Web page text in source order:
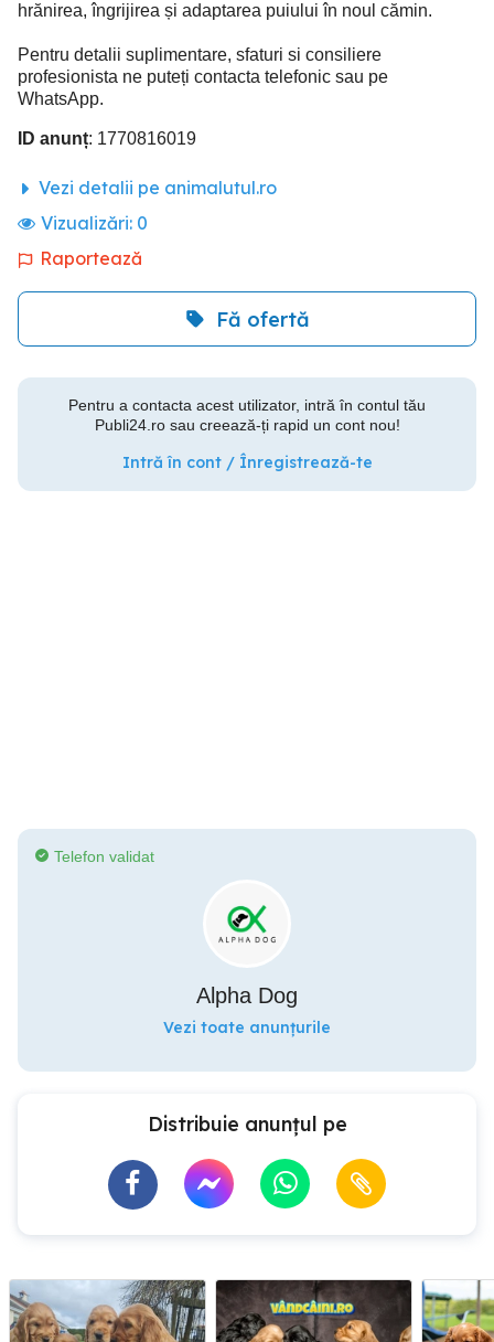
hrănirea, îngrijirea și adaptarea puiului în noul cămin.
Pentru detalii suplimentare, sfaturi si consiliere
profesionista ne puteți contacta telefonic sau pe
WhatsApp.
ID anunț: 1770816019
Vezi detalii pe animalutul.ro
Vizualizări: 0
Raportează
Fă ofertă
Pentru a contacta acest utilizator, intră în contul tău
Publi24.ro sau creează-ți rapid un cont nou!
Intră în cont / Înregistrează-te
Telefon validat
Alpha Dog
Vezi toate anunțurile
Distribuie anunțul pe